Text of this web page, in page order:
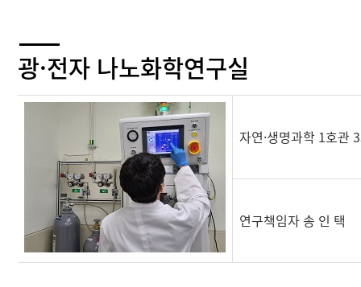
광·전자 나노화학연구실
자연·생명과학 1호관
연구책임자 송 인 택